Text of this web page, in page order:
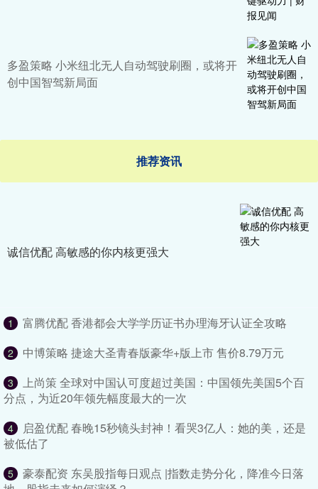
多盈策略 小米纽北无人自动驾驶刷圈，或将开
创中国智驾新局面
推荐资讯
诚信优配 高敏感的你内核更强大
1 富腾优配 香港都会大学学历证书办理海牙认证全攻略
2 中博策略 捷途大圣青春版豪华+版上市 售价8.79万元
3
上尚策 全球对中国认可度超过美国：中国领先美国5个百
分点，为近20年领先幅度最大的一次
4
启盈优配 春晚15秒镜头封神！看哭3亿人：她的美，还是
被低估了
5
豪泰配资 东吴股指每日观点 |指数走势分化，降准今日落